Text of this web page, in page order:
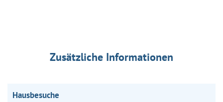
Zusätzliche Informationen
Hausbesuche